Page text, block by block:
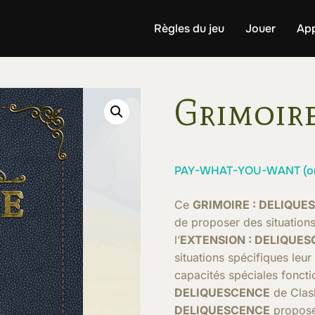
Règles du jeu Jouer
PAY-WHAT-YOU-WANT
Ce GRIMOIRE :
de proposer des
l’EXTENSION :
situations spécifiques
capacités spéciales
DELIQUESCENCE de
DELIQUESCENCE